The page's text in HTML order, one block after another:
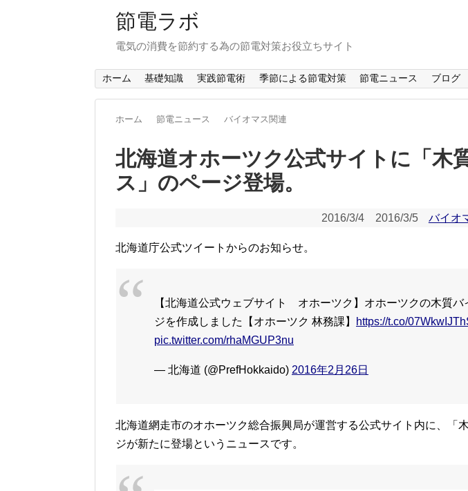
節電ラボ
電気の消費を節約する為の節電対策お役立ちサイト
ホーム 基礎知識 実践節電術 季節による節電対策 節電ニュース ブログ
ホーム 節電ニュース バイオマス関連
北海道オホーツク公式サイトに「木
ス」のページ登場。
2016/3/4 2016/3/5 バイオ
北海道庁公式ツイートからのお知らせ。
【北海道公式ウェブサイト オホーツク】オホーツクの木質バ
ジを作成しました【オホーツク 林務課】
https://t.co/
pic.twitter.com/rhaMGUP3nu
— 北海道 (@PrefHokkaido) 2016年2月26日
北海道網走市のオホーツク総合振興局が運営する公式サイト内に、「
ジが新たに登場というニュースです。